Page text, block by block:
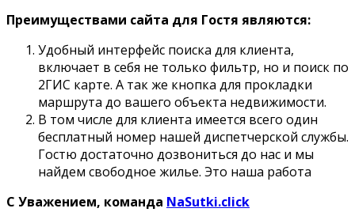
Преимуществами сайта для Гостя являются:
Удобный интерфейс поиска для клиента,
включает в себя не только фильтр, но и поиск по
2ГИС карте. А так же кнопка для прокладки
маршрута до вашего объекта недвижимости.
В том числе для клиента имеется всего один
бесплатный номер нашей диспетчерской службы.
Гостю достаточно дозвониться до нас и мы
найдем свободное жилье. Это наша работа
С Уважением, команда NaSutki.click